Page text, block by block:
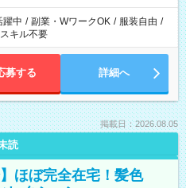
躍中 / 副業・WワークOK / 服装自由 /
キル不要
募する 詳細へ
掲載日：2026.08.05
読
ほぼ完全在宅！髪色